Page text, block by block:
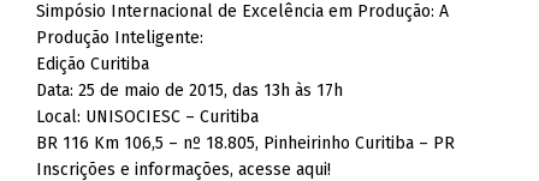
Simpósio Internacional de Excelência em Produção: A
Produção Inteligente:
Edição Curitiba
Data: 25 de maio de 2015, das 13h às 17h
Local: UNISOCIESC – Curitiba
BR 116 Km 106,5 – nº 18.805, Pinheirinho Curitiba – PR
Inscrições e informações, acesse aqui!